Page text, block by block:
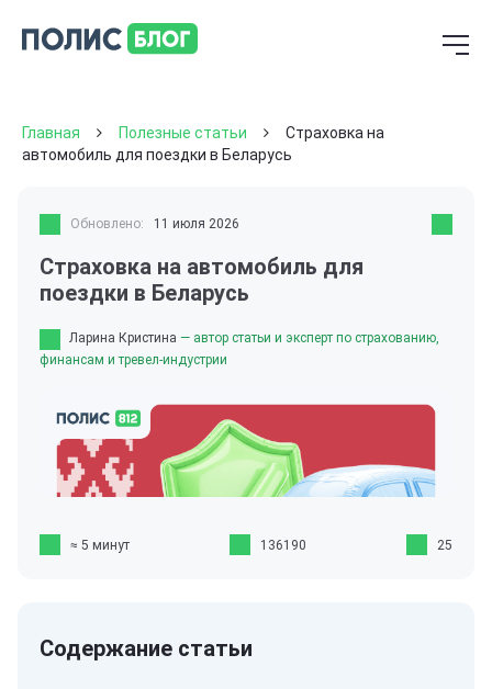
Главная Полезные статьи
Страховка на
автомобиль для поездки в Беларусь
Обновлено: 11 июля 2026
Страховка на автомобиль для
поездки в Беларусь
Ларина Кристина — автор статьи и эксперт по страхованию,
финансам и тревел-индустрии
≈ 5 минут 136190 25